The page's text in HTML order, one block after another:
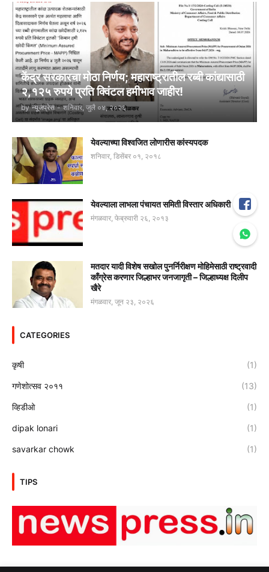
केंद्र सरकारचा मोठा निर्णय; महाराष्ट्रातील रब्बी कांद्यासाठी
२,१२५ रुपये प्रति क्विंटल हमीभाव जाहीर!
by न्यूजप्रेस - शनिवार, जुलै ०४, २०२६
येवल्याच्या विश्वजित लोणारीस कांस्यपदक
शनिवार, डिसेंबर ०१, २०१८
येवल्याला लाभला पंचायत समिती विस्तार अधिकारी
मंगळवार, फेब्रुवारी २६, २०१३
मतदार यादी विशेष सखोल पुनर्निरीक्षण मोहिमेसाठी राष्ट्रवादी
काँग्रेस करणार जिल्हाभर जनजागृती – जिल्हाध्यक्ष दिलीप
खैरे
मंगळवार, जून २३, २०२६
CATEGORIES
कृषी (1)
गणेशोत्सव २०११ (13)
व्हिडीओ (1)
dipak lonari (1)
savarkar chowk (1)
TIPS